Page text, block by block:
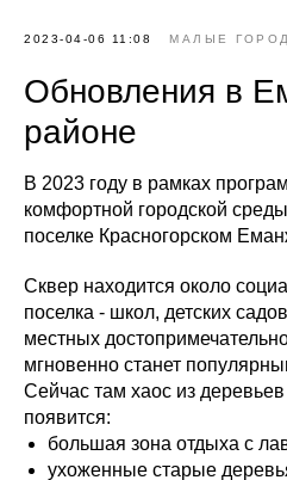
2023-04-06 11:08 МАЛЫЕ
Обновления в
районе
В 2023 году в рамках
комфортной городской
поселке Красногорском
Сквер находится около
поселка - школ, детских
местных
мгновенно станет
Сейчас там хаос из
появится:
большая зона отдыха с
ухоженные старые